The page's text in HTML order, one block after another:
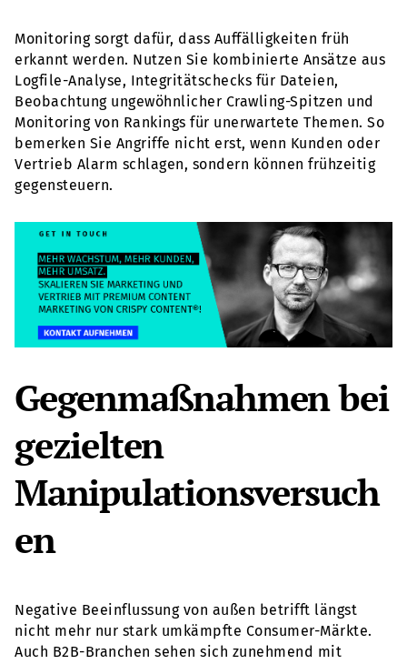
Monitoring sorgt dafür, dass Auffälligkeiten früh
erkannt werden. Nutzen Sie kombinierte Ansätze aus
Logfile-Analyse, Integritätschecks für Dateien,
Beobachtung ungewöhnlicher Crawling-Spitzen und
Monitoring von Rankings für unerwartete Themen. So
bemerken Sie Angriffe nicht erst, wenn Kunden oder
Vertrieb Alarm schlagen, sondern können frühzeitig
gegensteuern.
Gegenmaßnahmen bei
gezielten
Manipulationsversuch
en
Negative Beeinflussung von außen betrifft längst
nicht mehr nur stark umkämpfte Consumer-Märkte.
Auch B2B-Branchen sehen sich zunehmend mit